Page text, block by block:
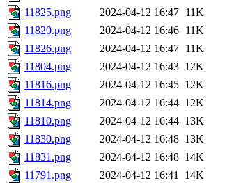
11825.png
2024-04-12 16:47 11K
11820.png
2024-04-12 16:46 11K
11826.png
2024-04-12 16:47 11K
11804.png
2024-04-12 16:43 12K
11816.png
2024-04-12 16:45 12K
11814.png
2024-04-12 16:44 12K
11810.png
2024-04-12 16:44 13K
11830.png
2024-04-12 16:48 13K
11831.png
2024-04-12 16:48 14K
11791.png
2024-04-12 16:41 14K